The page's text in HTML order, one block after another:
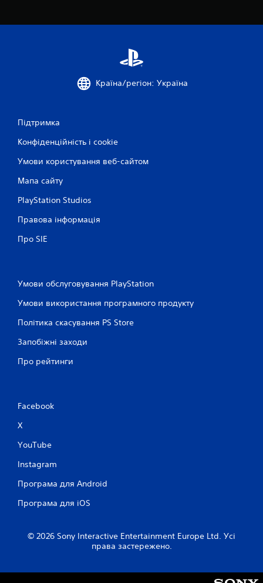
Країна/регіон: Україна
Підтримка
Конфіденційність і cookie
Умови користування веб-сайтом
Мапа сайту
PlayStation Studios
Правова інформація
Про SIE
Умови обслуговування PlayStation
Умови використання програмного продукту
Політика скасування PS Store
Запобіжні заходи
Про рейтинги
Facebook
X
YouTube
Instagram
Програма для Android
Програма для iOS
© 2026 Sony Interactive Entertainment Europe Ltd. Усі
права застережено.